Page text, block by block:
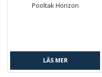
Pooltak Horizon
LÄS MER